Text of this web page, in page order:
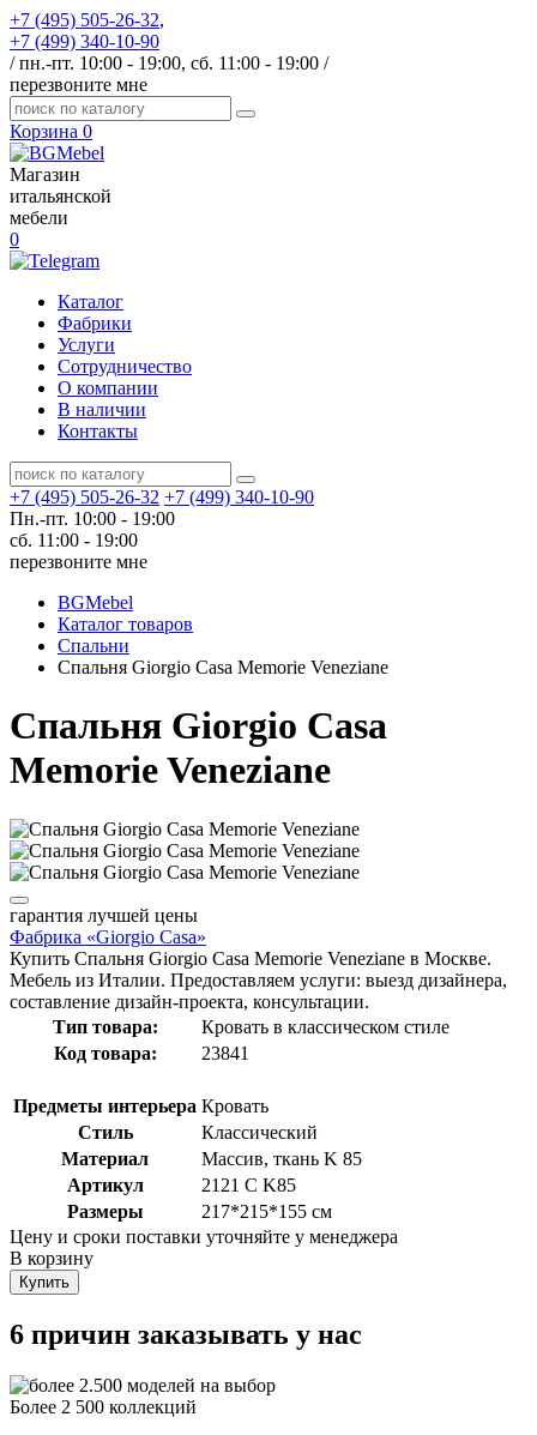
+7 (495) 505-26-32,
+7 (499) 340-10-90
/ пн.-пт. 10:00 - 19:00, сб. 11:00 - 19:00 /
перезвоните мне
Корзина 0
Магазин
итальянской
мебели
0
Каталог
Фабрики
Услуги
Сотрудничество
О компании
В наличии
Контакты
+7 (495) 505-26-32 +7 (499) 340-10-90
Пн.-пт. 10:00 - 19:00
сб. 11:00 - 19:00
перезвоните мне
BGMebel
Каталог товаров
Спальни
Спальня Giorgio Сasa Memorie Veneziane
Спальня Giorgio Сasa
Memorie Veneziane
гарантия лучшей цены
Фабрика «Giorgio Сasa»
Купить Спальня Giorgio Сasa Memorie Veneziane в Москве.
Мебель из Италии. Предоставляем услуги: выезд дизайнера,
составление дизайн-проекта, консультации.
Тип товара:
Кровать в классическом стиле
Код товара:
23841
Предметы интерьера Кровать
Стиль
Классический
Материал
Массив, ткань K 85
Артикул
2121 C K85
Размеры
217*215*155 см
Цену и сроки поставки уточняйте у менеджера
В корзину
Купить
6 причин заказывать у нас
Более 2 500 коллекций